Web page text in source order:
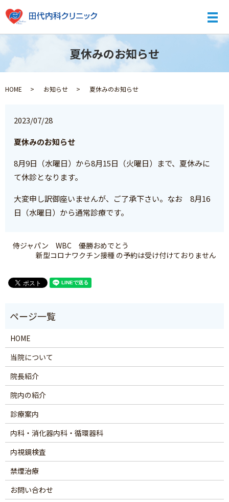
メ
夏休みのお知らせ
HOME お知らせ 夏休みのお知らせ
2023/07/28
夏休みのお知らせ
8月9日（水曜日）から8月15日（火曜日）まで、夏休みに
て休診となります。
大変申し訳御座いませんが、ご了承下さい。なお 8月16
日（水曜日）から通常診療です。
侍ジャパン WBC 優勝おめでとう
新型コロナワクチン接種 の予約は受け付けておりません
HOME
当院について
院長紹介
院内の紹介
診療案内
内科・消化器内科・循環器科
内視鏡検査
禁煙治療
お問い合わせ